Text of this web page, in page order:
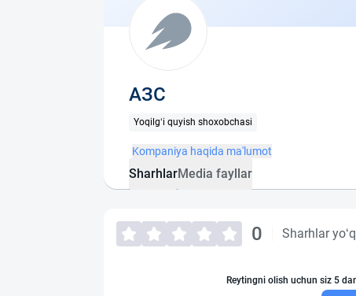
АЗС
Yoqilg‘i quyish shoxobchasi
Kompaniya haqida ma'lumot
SharhlarMedia fayllar
0
Sharhlar yo‘q
Reytingni olish uchun siz 5